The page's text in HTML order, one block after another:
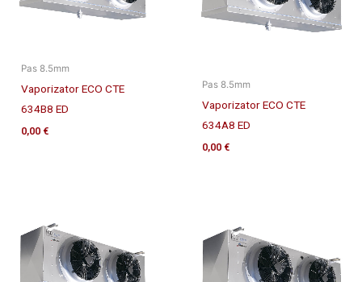
Pas 8.5mm
Vaporizator ECO CTE
634B8 ED
0,00 €
Pas 8.5mm
Vaporizator ECO CTE
634A8 ED
0,00 €